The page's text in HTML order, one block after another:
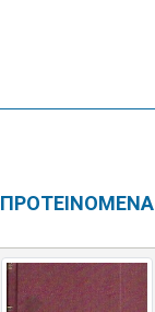
ΠΡΟΤΕΙΝΟΜΕΝΑ